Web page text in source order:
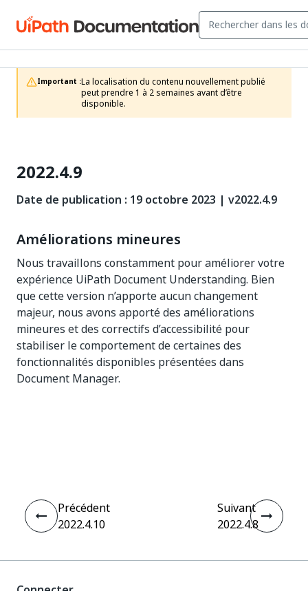
Important :La localisation du contenu nouvellement publié
peut prendre 1 à 2 semaines avant d’être
disponible.
2022.4.9
Date de publication : 19 octobre 2023 | v2022.4.9
Améliorations mineures
Nous travaillons constamment pour améliorer votre
expérience UiPath Document Understanding. Bien
que cette version n’apporte aucun changement
majeur, nous avons apporté des améliorations
mineures et des correctifs d’accessibilité pour
stabiliser le comportement de certaines des
fonctionnalités disponibles présentées dans
Document Manager.
Précédent
2022.4.10
Suivant
2022.4.8